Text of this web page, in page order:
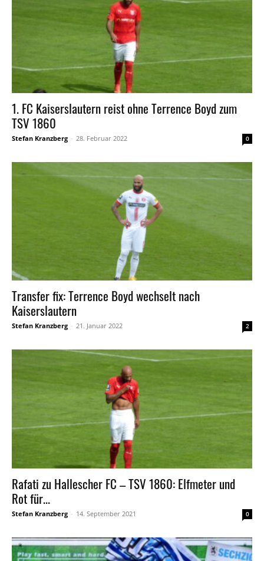
1. FC Kaiserslautern reist ohne Terrence Boyd zum
TSV 1860
Stefan Kranzberg - 28. Februar 2022 0
Transfer fix: Terrence Boyd wechselt nach
Kaiserslautern
Stefan Kranzberg - 21. Januar 2022 2
Rafati zu Hallescher FC – TSV 1860: Elfmeter und
Rot für...
Stefan Kranzberg - 14. September 2021 0